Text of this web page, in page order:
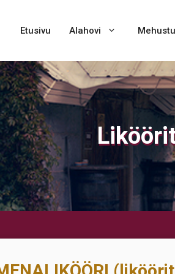
Etusivu Alahovi